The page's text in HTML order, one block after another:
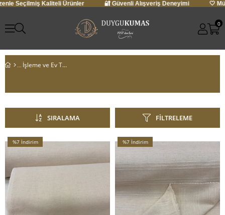
Alışveriş Deneyimi 🤍 Müşteri Memnuniyeti Garantisi ✨
0
İşleme ve Ev Tekstil Kumaşları
FILTRELEME
SIRALAMA
%7 İndirim
%7 İndirim